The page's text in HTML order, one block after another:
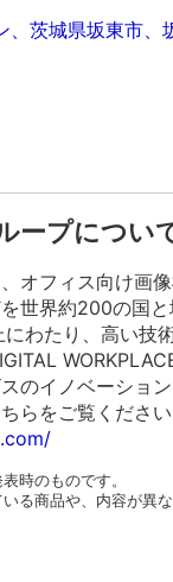
、茨城県坂東市
ープについ
オフィス向け画
世界約200の国
わたり、高い技
のイノベーショ
らをご覧ください
時のものです。
る商品や、内容が異